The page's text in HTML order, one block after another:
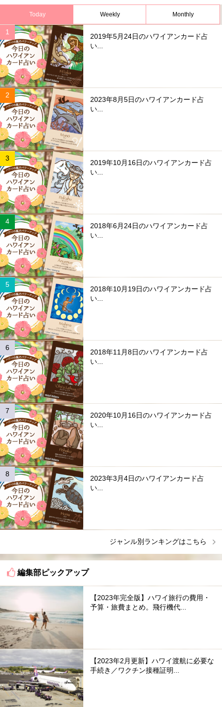
Today Weekly Monthly
2019年5月24日のハワイアンカード占
い...
2023年8月5日のハワイアンカード占
い...
2019年10月16日のハワイアンカード占
い...
2018年6月24日のハワイアンカード占
い...
2018年10月19日のハワイアンカード占
い...
2018年11月8日のハワイアンカード占
い...
2020年10月16日のハワイアンカード占
い...
2023年3月4日のハワイアンカード占
い...
ジャンル別ランキングはこちら
編集部ピックアップ
【2023年完全版】ハワイ旅行の費用・
予算・旅費まとめ。飛行機代...
【2023年2月更新】ハワイ渡航に必要な
手続き／ワクチン接種証明...